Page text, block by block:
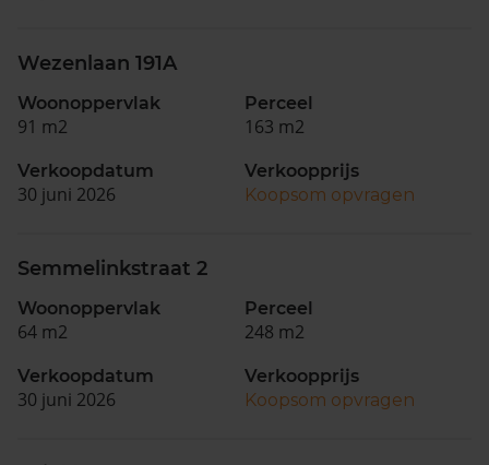
Wezenlaan 191A
Woonoppervlak
91 m2
Perceel
163 m2
Verkoopdatum
30 juni 2026
Verkoopprijs
Koopsom opvragen
Semmelinkstraat 2
Woonoppervlak
64 m2
Perceel
248 m2
Verkoopdatum
30 juni 2026
Verkoopprijs
Koopsom opvragen